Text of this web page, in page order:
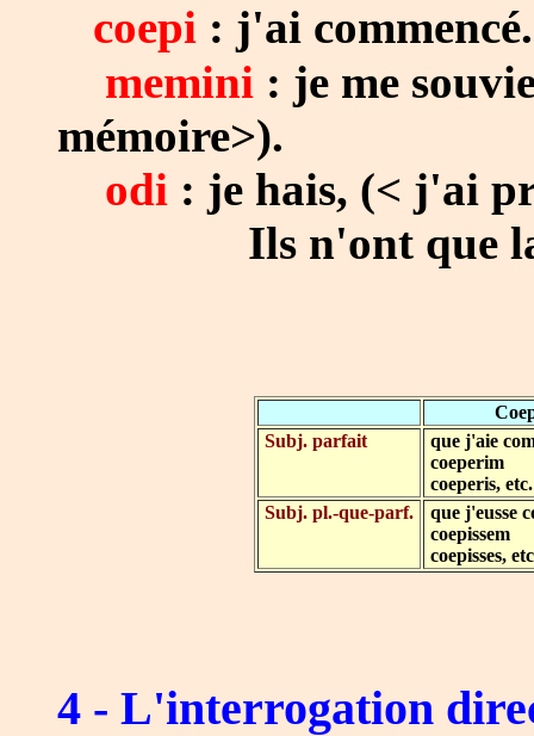
coepi : j'ai commencé.
memini : je me
mémoire>).
odi : je hais, (< j'ai
Ils n'ont que la
Subj. parfait
que j'aie
coeperim
coeperis,
Subj. pl.-que-parf.
que j'eusse
coepissem
coepisses,
4 - L'interrogation